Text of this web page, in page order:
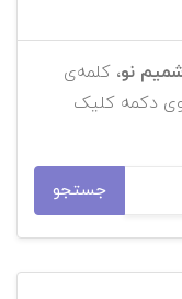
نو، کلمه‌ی
دکمه کلیک
جستجو